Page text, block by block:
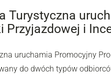
Turystyczna
Przyjazdowej i
uruchamia Promocyjny
do dwóch typów